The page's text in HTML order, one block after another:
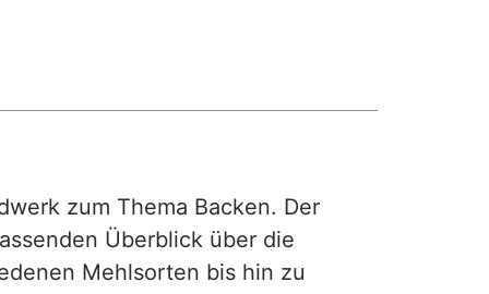
zum Thema Backen. Der
Überblick über die
Mehlsorten bis hin zu